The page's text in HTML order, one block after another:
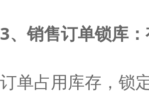
3、销售订单锁库
订单占用库存，锁